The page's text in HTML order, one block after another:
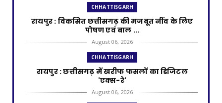
CHHATTISGARH
रायपुर : विकसित छत्तीसगढ़ की मजबूत नींव के लिए
पोषण एवं बाल ...
August 06, 2026
CHHATTISGARH
​रायपुर : ​छत्तीसगढ़ में खरीफ फसलों का डिजिटल
'एक्स-रे'
August 06, 2026